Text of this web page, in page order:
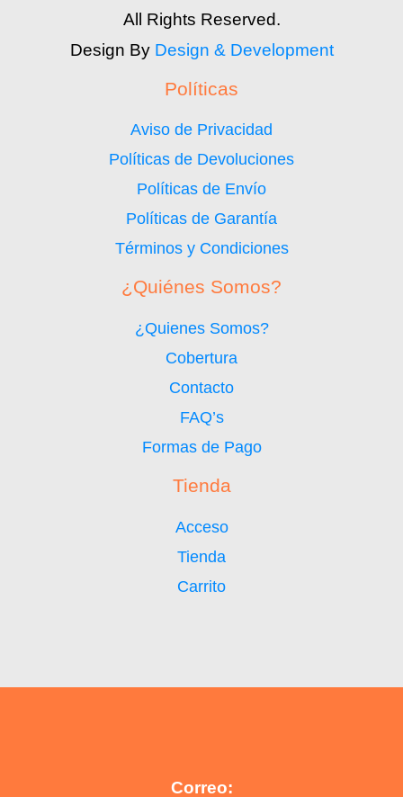
All Rights Reserved.
Design By Design & Development
Políticas
Aviso de Privacidad
Políticas de Devoluciones
Políticas de Envío
Políticas de Garantía
Términos y Condiciones
¿Quiénes Somos?
¿Quienes Somos?
Cobertura
Contacto
FAQ’s
Formas de Pago
Tienda
Acceso
Tienda
Carrito
Correo: